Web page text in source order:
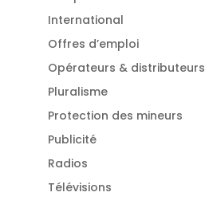
International
Offres d’emploi
Opérateurs & distributeurs
Pluralisme
Protection des mineurs
Publicité
Radios
Télévisions